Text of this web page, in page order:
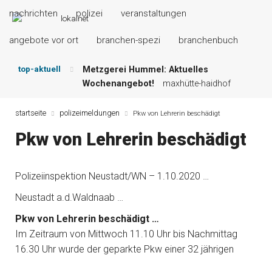
nachrichten polizei veranstaltungen
angebote vor ort branchen-spezi branchenbuch
top-aktuell
Metzgerei Hummel: Aktuelles
Wochenangebot!
maxhütte-haidhof
Grillspezialitäten u.v.m.!
kallmünz
und mehr …
burglengenfeld
leserbriefe
Maxhütter Fischladen: Unser aktuelles
Nutzen Sie aktuelle Angebote Ihrer
Region!
angebote vor ort | anzeige
startseite polizeimeldungen Pkw von Lehrerin beschädigt
Pkw von Lehrerin beschädigt
Polizeiinspektion Neustadt/WN – 1.10.2020 …
Neustadt a.d.Waldnaab …
Pkw von Lehrerin beschädigt …
Im Zeitraum von Mittwoch 11.10 Uhr bis Nachmittag
16.30 Uhr wurde der geparkte Pkw einer 32 jährigen